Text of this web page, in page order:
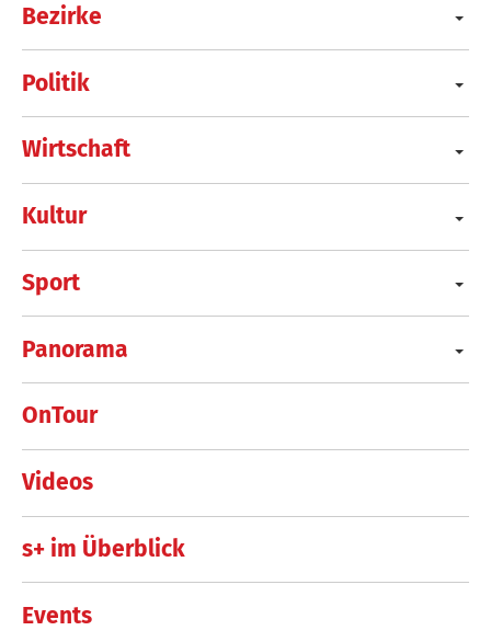
Bezirke
Politik
Wirtschaft
Kultur
Sport
Panorama
OnTour
Videos
s+ im Überblick
Events